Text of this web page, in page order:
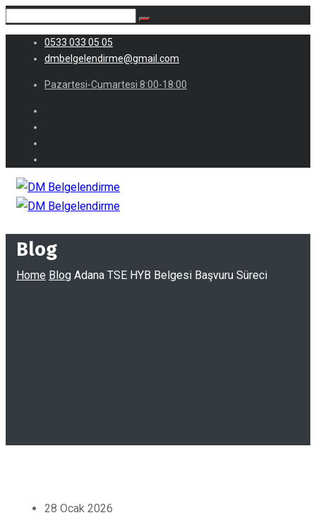
0533 033 05 05
dmbelgelendirme@gmail.com
Pazartesi-Cumartesi 8:00-18:00
Blog
Home Blog Adana TSE HYB Belgesi Başvuru Süreci
28 Ocak 2026